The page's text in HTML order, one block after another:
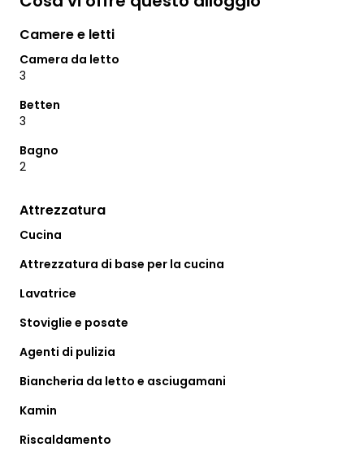
Camere e letti
Camera da letto
3
Betten
3
Bagno
2
Attrezzatura
Cucina
Attrezzatura di base per la cucina
Lavatrice
Stoviglie e posate
Agenti di pulizia
Biancheria da letto e asciugamani
Kamin
Riscaldamento